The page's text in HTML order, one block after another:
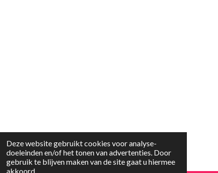
Deze website gebruikt cookies voor analyse-
doeleinden en/of het tonen van advertenties. Door
gebruik te blijven maken van de site gaat u hiermee
akkoord.